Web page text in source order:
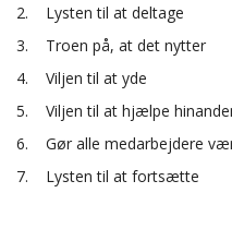
2. Lysten til at deltage
3. Troen på, at det nytter
4. Viljen til at yde
5. Viljen til at hjælpe
6. Gør alle medarbejdere
7. Lysten til at fortsætte